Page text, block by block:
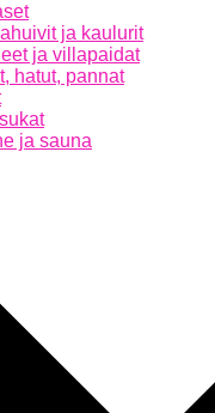
ja kaulurit
ja villapaidat
hatut, pannat
ja sauna